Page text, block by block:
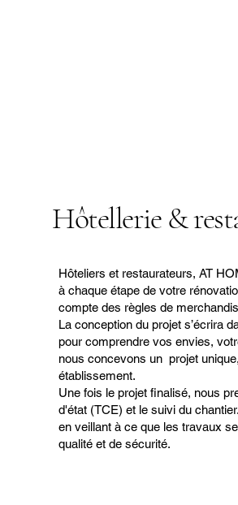
Hôtellerie &
Hôteliers et restaurateurs, AT
à chaque étape de votre
compte des règles de
La conception du projet s’écrira
pour comprendre vos envies,
nous concevons un projet
établissement.
Une fois le projet finalisé, nous
d'état (TCE) et le suivi du
en veillant à ce que les travaux
qualité et de sécurité.